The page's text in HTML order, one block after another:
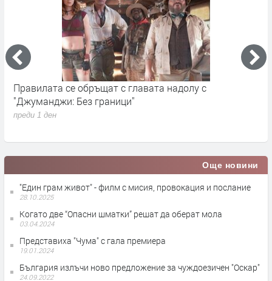
Правилата се обръщат с главата надолу с
"Джуманджи: Без граници"
преди 1 ден
Още новини
"Един грам живот" - филм с мисия, провокация и послание
28.10.2025
Когато две “Опасни шматки” решат да оберат мола
03.04.2024
Представиха "Чума" с гала премиера
19.01.2024
България излъчи ново предложение за чуждоезичен "Оскар"
24.09.2022